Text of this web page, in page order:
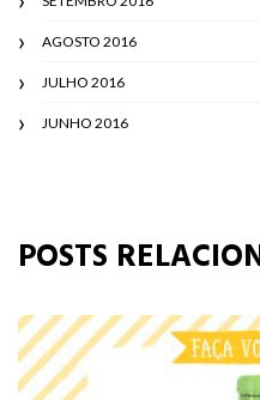
AGOSTO 2016
JULHO 2016
JUNHO 2016
POSTS